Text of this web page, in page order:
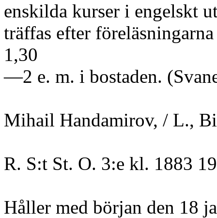
enskilda kurser i engelskt
träffas efter
1,30
—2 e. m. i bostaden.
Mihail Handamirov, / L.,
R. S:t St. O. 3:e kl. 1883
Håller med början den 18